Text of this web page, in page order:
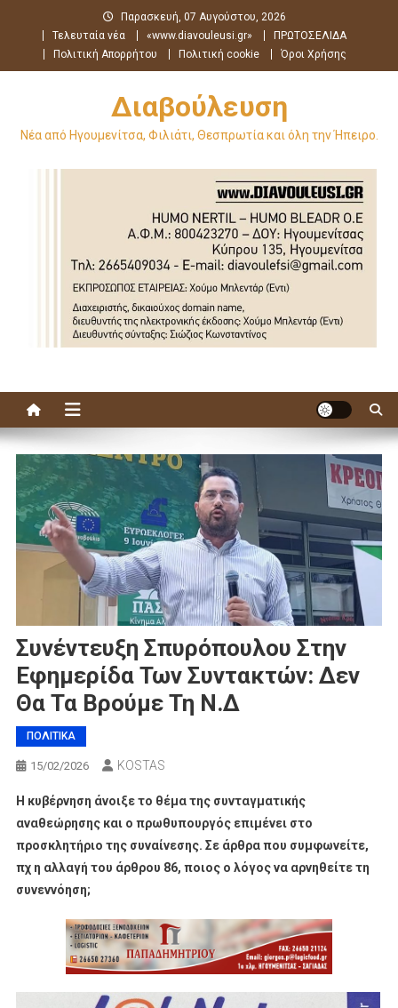
περιεχόμενο
Παρασκευή, 07 Αυγούστου, 2026
Τελευταία νέα
«www.diavouleusi.gr»
ΠΡΩΤΟΣΕΛΙΔΑ
Πολιτική Απορρήτου
Πολιτική cookie Όροι Χρήσης
Διαβούλευση
Νέα από Ηγουμενίτσα, Φιλιάτι, Θεσπρωτία και όλη την Ήπειρο.
Συνέντευξη Σπυρόπουλου Στην
Εφημερίδα Των Συντακτών: Δεν
Θα Τα Βρούμε Τη Ν.Δ
ΠΟΛΙΤΙΚΑ
15/02/2026 KOSTAS
Η κυβέρνηση άνοιξε το θέμα της συνταγματικής
αναθεώρησης και ο πρωθυπουργός επιμένει στο
προσκλητήριο της συναίνεσης. Σε άρθρα που συμφωνείτε,
πχ η αλλαγή του άρθρου 86, ποιος ο λόγος να αρνηθείτε τη
συνεννόηση;